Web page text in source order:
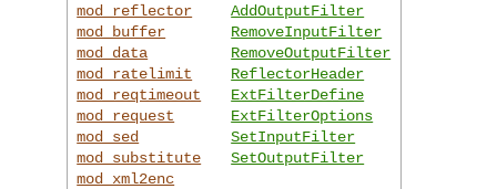
mod_reflector
mod_buffer
mod_data
mod_ratelimit
mod_reqtimeout
mod_request
mod_sed
mod_substitute
mod_xml2enc
AddOutputFilter
RemoveInputFilter
RemoveOutputFilter
ReflectorHeader
ExtFilterDefine
ExtFilterOptions
SetInputFilter
SetOutputFilter